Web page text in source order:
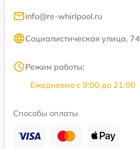
info@re-whirlpool.ru
Социалистическая улица, 74
Режим работы:
Ежедневно с 9:00 до 21:00
Способы оплаты